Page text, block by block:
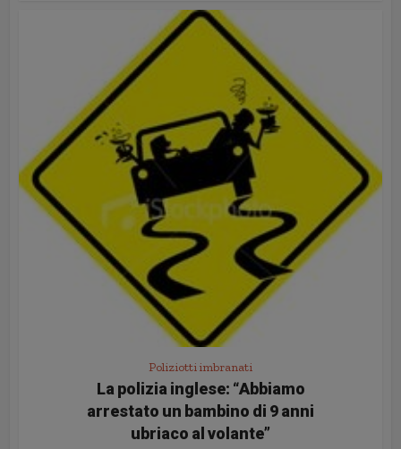
Poliziotti imbranati
La polizia inglese: “Abbiamo
arrestato un bambino di 9 anni
ubriaco al volante”